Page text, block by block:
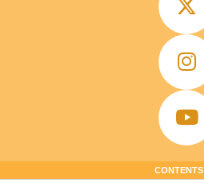
CONTENTS